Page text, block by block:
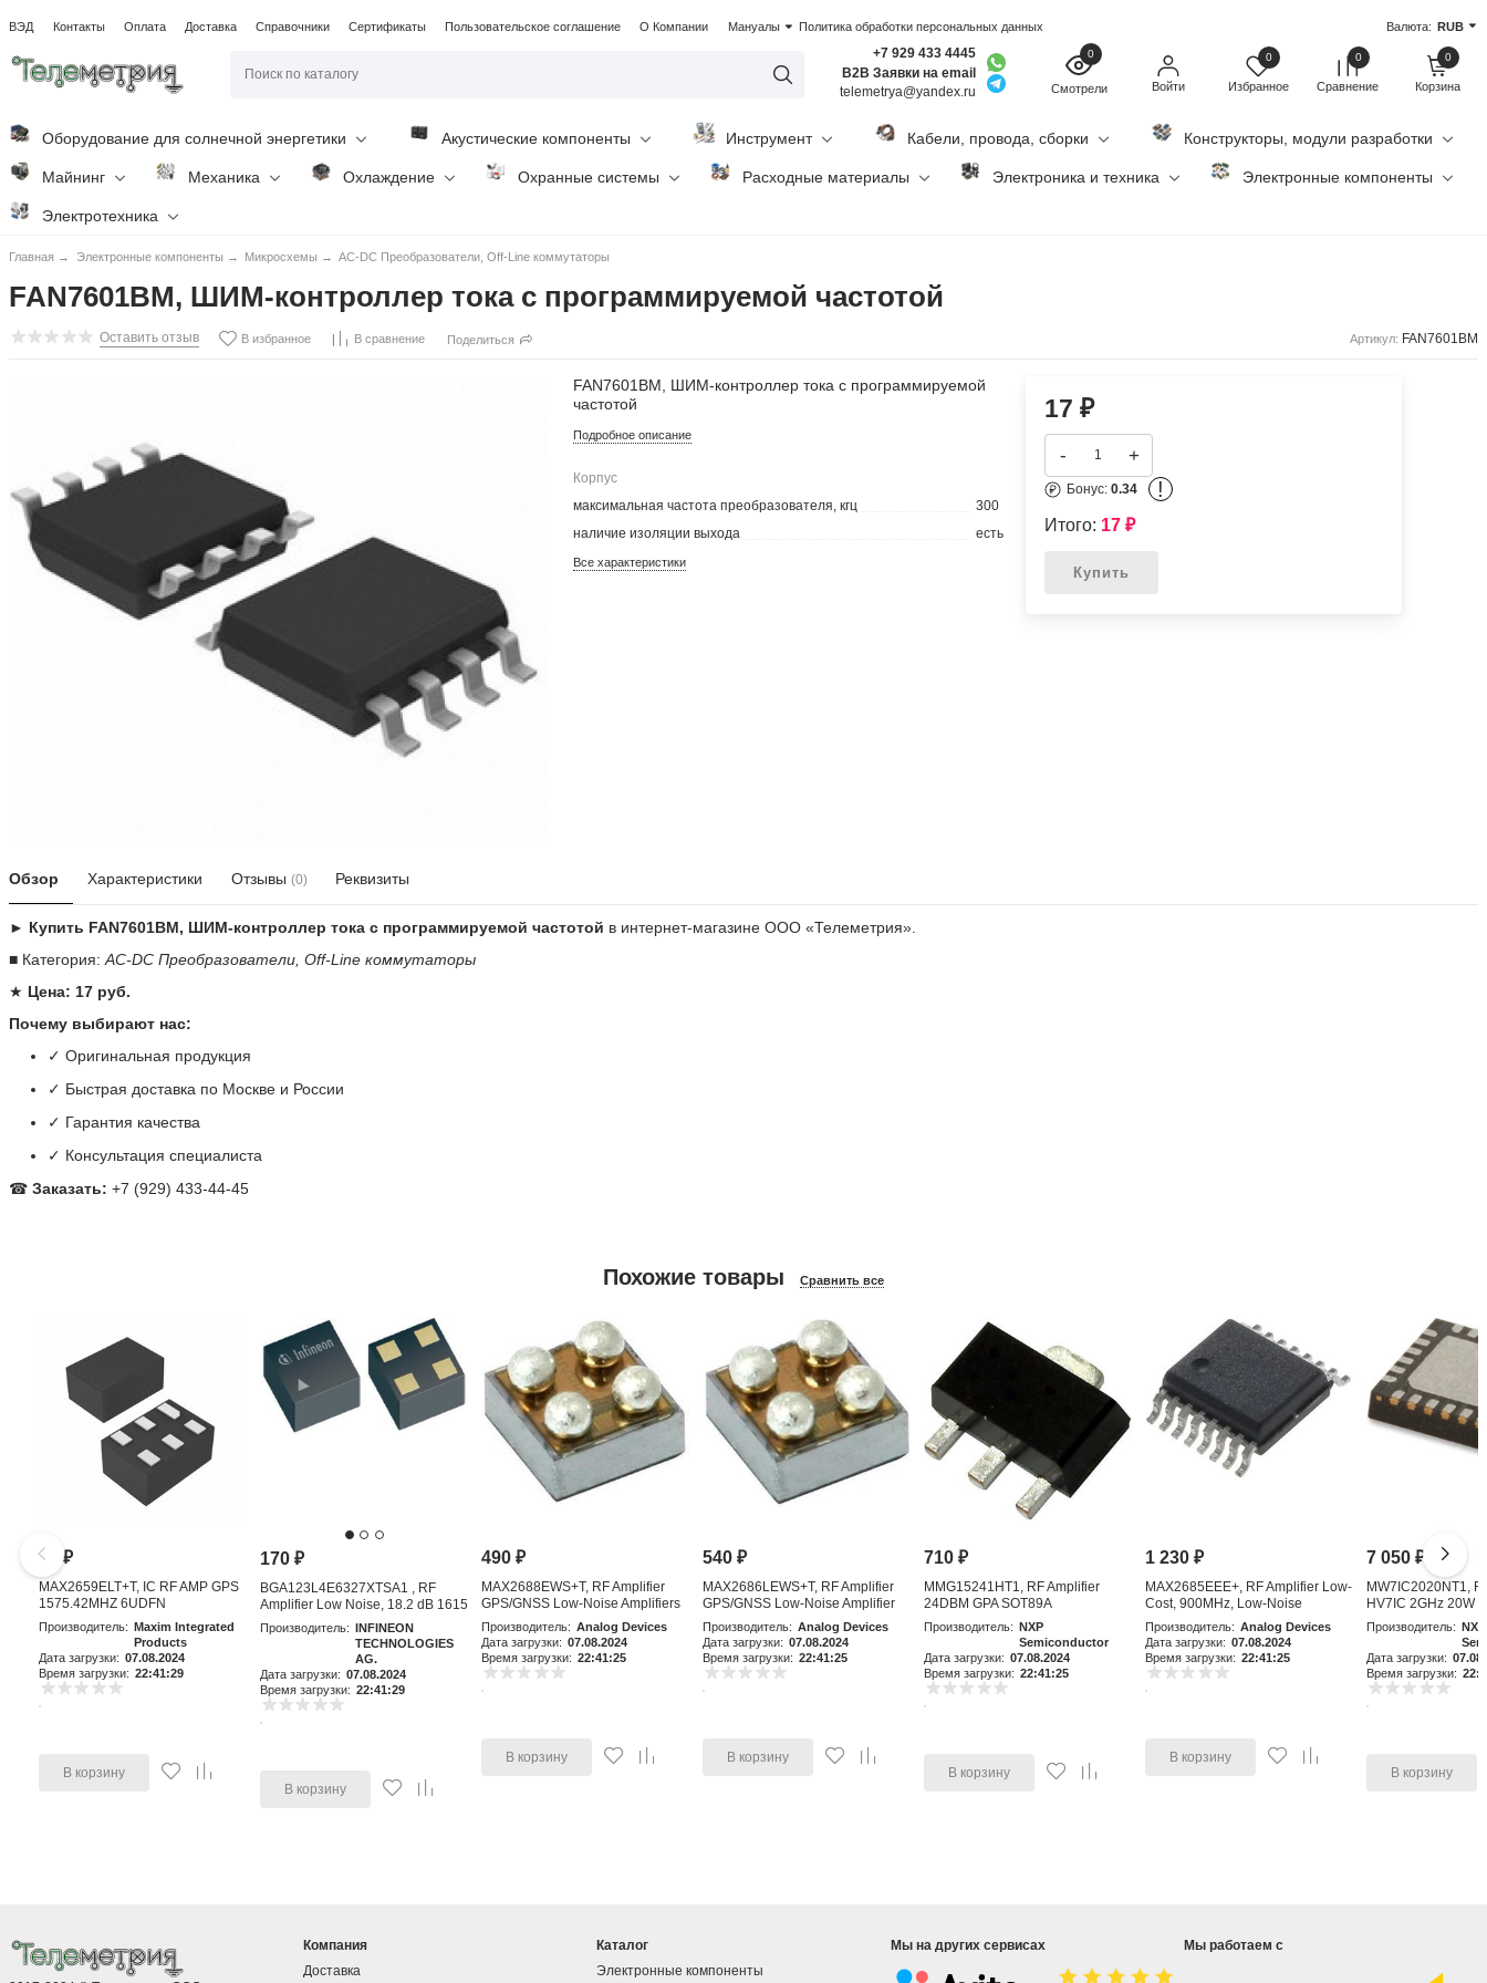
ВЭД Контакты Оплата Доставка Справочники Сертификаты Пользовательское соглашение О Компании Мануалы Политика обработки персональных данных Валюта: RUB
+7 929 433 4445
B2B Заявки на email
telemetrya@yandex.ru
0
Смотрели Войти
0
Избранное
0
Сравнение
0
Корзина
Оборудование для солнечной энергетики Акустические компоненты Инструмент Кабели, провода, сборки Конструкторы, модули разработки
Майнинг Механика Охлаждение Охранные системы Расходные материалы Электроника и техника Электронные компоненты
Электротехника
Главная → Электронные компоненты → Микросхемы → AC-DC Преобразователи, Off-Line коммутаторы
FAN7601BM, ШИМ-контроллер тока с программируемой частотой
Оставить отзыв В избранное В сравнение Поделиться Артикул: FAN7601BM
FAN7601BM, ШИМ-контроллер тока с программируемой
частотой
Подробное описание
Корпус
максимальная частота преобразователя, кгц
300
наличие изоляции выхода
есть
Все характеристики
17 ₽
- +
Бонус: 0.34 !
Итого: 17 ₽
Купить
Обзор Характеристики Отзывы (0) Реквизиты
► Купить FAN7601BM, ШИМ-контроллер тока с программируемой частотой в интернет-магазине ООО «Телеметрия».
■ Категория:AC-DC Преобразователи, Off-Line коммутаторы
★ Цена: 17 руб.
Почему выбирают нас:
✓ Оригинальная продукция
✓ Быстрая доставка по Москве и России
✓ Гарантия качества
✓ Консультация специалиста
☎Заказать: +7 (929) 433-44-45
Похожие товары Сравнить все
81₽
MAX2659ELT+T, IC RF AMP GPS
1575.42MHZ 6UDFN
Производитель:
Maxim Integrated
Products
Дата загрузки: 07.08.2024
Время загрузки: 22:41:29
В корзину
170₽
BGA123L4E6327XTSA1 , RF
Amplifier Low Noise, 18.2 dB 1615
MHz, 4-Pin TSLP-4-11
Производитель:
INFINEON
TECHNOLOGIES
AG.
Дата загрузки: 07.08.2024
Время загрузки: 22:41:29
В корзину
490₽
MAX2688EWS+T, RF Amplifier
GPS/GNSS Low-Noise Amplifiers
Производитель: Analog Devices
Дата загрузки: 07.08.2024
Время загрузки: 22:41:25
В корзину
540₽
MAX2686LEWS+T, RF Amplifier
GPS/GNSS Low-Noise Amplifier
with Integr
Производитель: Analog Devices
Дата загрузки: 07.08.2024
Время загрузки: 22:41:25
В корзину
710₽
MMG15241HT1, RF Amplifier
24DBM GPA SOT89A
Производитель:
NXP
Semiconductor
Дата загрузки: 07.08.2024
Время загрузки: 22:41:25
В корзину
1 230₽
MAX2685EEE+, RF Amplifier Low-
Cost, 900MHz, Low-Noise
Amplifier an
Производитель: Analog Devices
Дата загрузки: 07.08.2024
Время загрузки: 22:41:25
В корзину
7 050₽
MW7IC2020NT1,
HV7IC 2GHz 20W
Производитель:
NXP
Дата загрузки:
Время загрузки:
В корзину
Компания
Доставка
Каталог
Электронные компоненты
Мы на других сервисах Мы работаем с